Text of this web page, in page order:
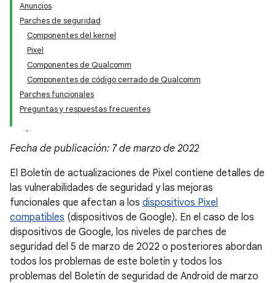
Anuncios
Parches de seguridad
Componentes del kernel
Pixel
Componentes de Qualcomm
Componentes de código cerrado de Qualcomm
Parches funcionales
Preguntas y respuestas frecuentes
Fecha de publicación: 7 de marzo de 2022
El Boletín de actualizaciones de Pixel contiene detalles de
las vulnerabilidades de seguridad y las mejoras
funcionales que afectan a los dispositivos Pixel
compatibles (dispositivos de Google). En el caso de los
dispositivos de Google, los niveles de parches de
seguridad del 5 de marzo de 2022 o posteriores abordan
todos los problemas de este boletín y todos los
problemas del Boletín de seguridad de Android de marzo